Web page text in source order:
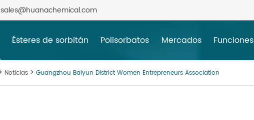
sales@huanachemical.com
Ésteres de sorbitán Polisorbatos Mercados Funciones
Noticias Guangzhou Baiyun District Women Entrepreneurs Association